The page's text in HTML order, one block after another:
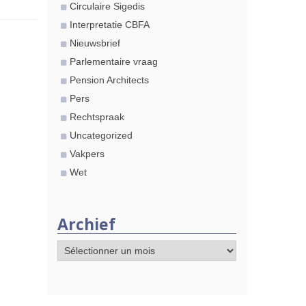
Circulaire Sigedis
Interpretatie CBFA
Nieuwsbrief
Parlementaire vraag
Pension Architects
Pers
Rechtspraak
Uncategorized
Vakpers
Wet
Archief
Archief